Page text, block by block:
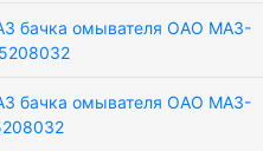
бачка омывателя ОАО МАЗ-
бачка омывателя ОАО МАЗ-